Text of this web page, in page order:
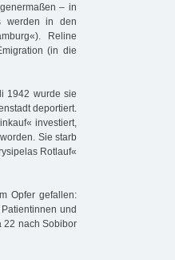
– in
werden in den
Reline
(in die
1942 wurde sie
deportiert.
investiert,
Sie starb
Rotlauf«
Opfer gefallen:
und
22 nach Sobibor